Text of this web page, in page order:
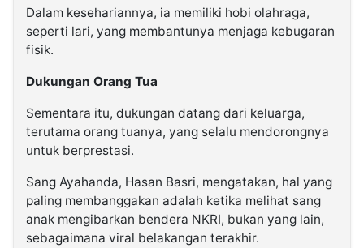
Dalam kesehariannya, ia memiliki hobi olahraga,
seperti lari, yang membantunya menjaga kebugaran
fisik.
Dukungan Orang Tua
Sementara itu, dukungan datang dari keluarga,
terutama orang tuanya, yang selalu mendorongnya
untuk berprestasi.
Sang Ayahanda, Hasan Basri, mengatakan, hal yang
paling membanggakan adalah ketika melihat sang
anak mengibarkan bendera NKRI, bukan yang lain,
sebagaimana viral belakangan terakhir.